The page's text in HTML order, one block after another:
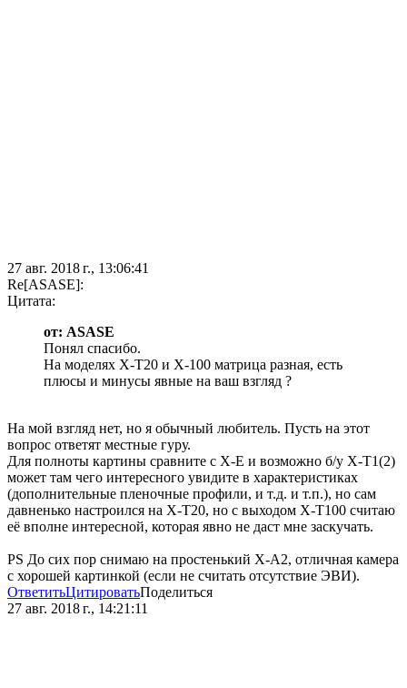
27 авг. 2018 г., 13:06:41
Re[ASASE]:
Цитата:
от: ASASE
Понял спасибо.
На моделях X-T20 и X-100 матрица разная, есть
плюсы и минусы явные на ваш взгляд ?
На мой взгляд нет, но я обычный любитель. Пусть на этот
вопрос ответят местные гуру.
Для полноты картины сравните с X-E и возможно б/у X-T1(2)
может там чего интересного увидите в характеристиках
(дополнительные пленочные профили, и т.д. и т.п.), но сам
давненько настроился на X-T20, но с выходом X-T100 считаю
её вполне интересной, которая явно не даст мне заскучать.
PS До сих пор снимаю на простенький X-A2, отличная камера
с хорошей картинкой (если не считать отсутствие ЭВИ).
ОтветитьЦитироватьПоделиться
27 авг. 2018 г., 14:21:11